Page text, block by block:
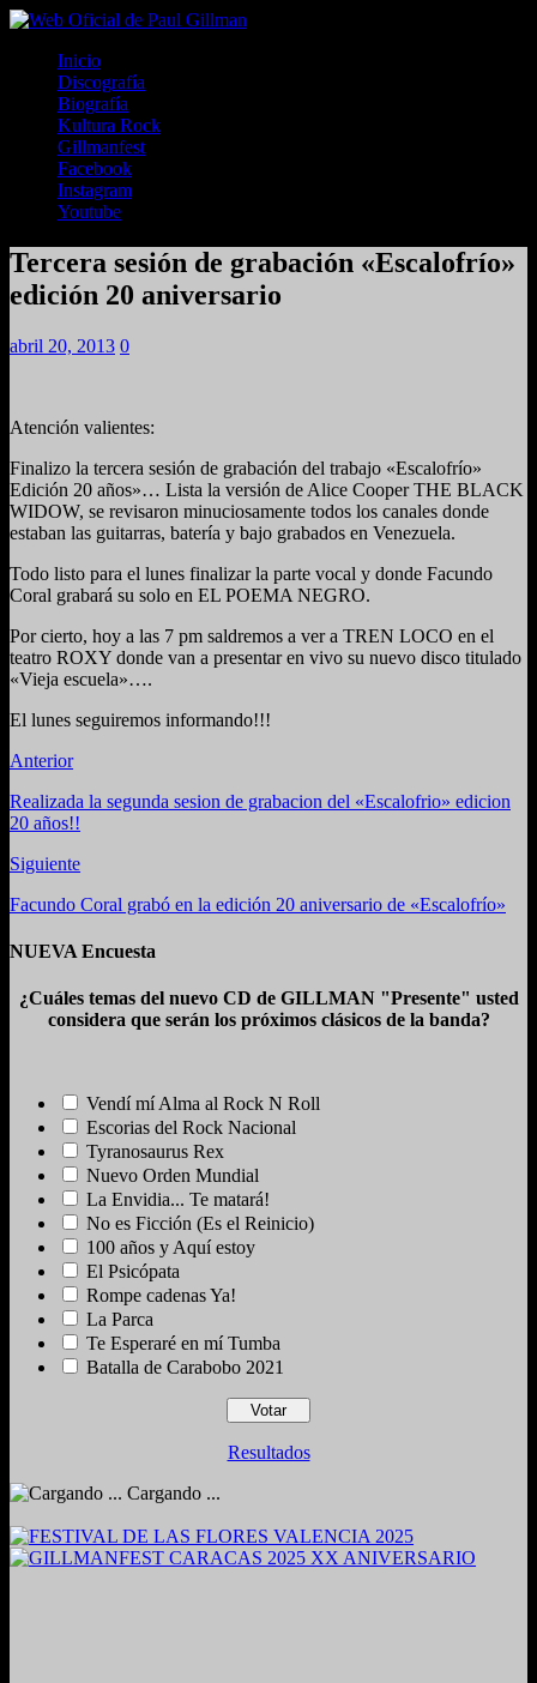
Inicio
Discografía
Biografía
Kultura Rock
Gillmanfest
Facebook
Instagram
Youtube
Tercera sesión de grabación «Escalofrío»
edición 20 aniversario
abril 20, 2013 0
Atención valientes:
Finalizo la tercera sesión de grabación del trabajo «Escalofrío»
Edición 20 años»… Lista la versión de Alice Cooper THE BLACK
WIDOW, se revisaron minuciosamente todos los canales donde
estaban las guitarras, batería y bajo grabados en Venezuela.
Todo listo para el lunes finalizar la parte vocal y donde Facundo
Coral grabará su solo en EL POEMA NEGRO.
Por cierto, hoy a las 7 pm saldremos a ver a TREN LOCO en el
teatro ROXY donde van a presentar en vivo su nuevo disco titulado
«Vieja escuela»….
El lunes seguiremos informando!!!
Anterior
Realizada la segunda sesion de grabacion del «Escalofrio» edicion
20 años!!
Siguiente
Facundo Coral grabó en la edición 20 aniversario de «Escalofrío»
NUEVA Encuesta
¿Cuáles temas del nuevo CD de GILLMAN "Presente" usted
considera que serán los próximos clásicos de la banda?
Vendí mí Alma al Rock N Roll
Escorias del Rock Nacional
Tyranosaurus Rex
Nuevo Orden Mundial
La Envidia... Te matará!
No es Ficción (Es el Reinicio)
100 años y Aquí estoy
El Psicópata
Rompe cadenas Ya!
La Parca
Te Esperaré en mí Tumba
Batalla de Carabobo 2021
Resultados
Cargando ...